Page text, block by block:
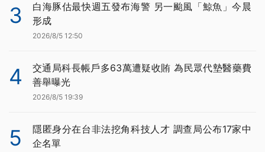
3
白海豚估最快週五發布海警 另一颱風「鯨魚」今晨
形成
2026/8/5 12:50
4
交通局科長帳戶多63萬遭疑收賄 為民眾代墊醫藥費
善舉曝光
2026/8/5 19:39
5
隱匿身分在台非法挖角科技人才 調查局公布17家中
企名單